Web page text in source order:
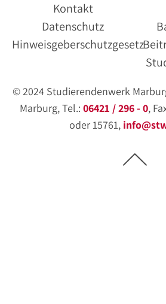
Kontakt
Datenschutz
Hinweisgeberschutzgesetz
© 2024 Studierendenwerk
Marburg, Tel.: 06421 / 296 - 0,
oder 15761,